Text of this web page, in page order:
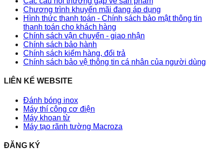
Chương trình khuyến mãi đang áp dụng
Hình thức thanh toán - Chính sách bảo mật thông tin
thanh toán cho khách hàng
Chính sách vận chuyển - giao nhận
Chính sách bảo hành
Chính sách kiểm hàng, đổi trả
Chính sách bảo vệ thông tin cá nhân của người dùng
LIÊN KẾ WEBSITE
Đánh bóng inox
Máy thí công cơ điện
Máy khoan từ
Máy tạo rãnh tường Macroza
ĐĂNG KÝ